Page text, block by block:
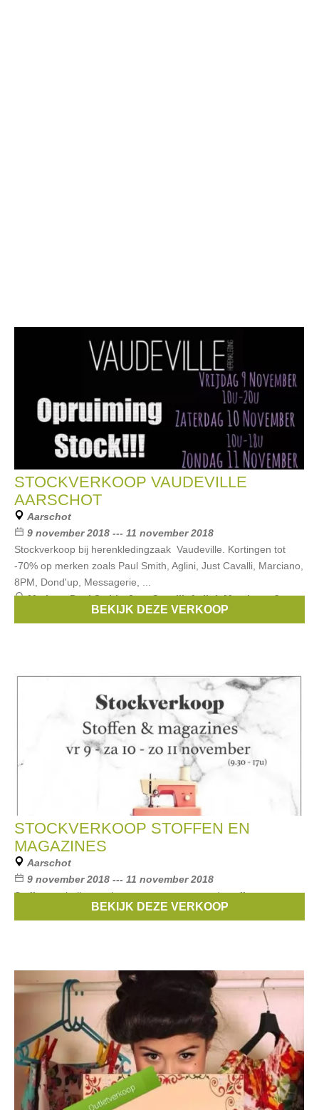
STOCKVERKOOP VAUDEVILLE
AARSCHOT
Aarschot
9 november 2018 --- 11 november 2018
Stockverkoop bij herenkledingzaak Vaudeville. Kortingen tot
-70% op merken zoals Paul Smith, Aglini, Just Cavalli, Marciano,
8PM, Dond'up, Messagerie, ...
Merken:Paul Smith,Just Cavalli,Aglini,Marciano,8pm,
BEKIJK DEZE VERKOOP
STOCKVERKOOP STOFFEN EN
MAGAZINES
Aarschot
9 november 2018 --- 11 november 2018
Stoffen zoals (jersey, katoen, sweater en modestoffen aan
kortingen tot -60%. Ook kortingen op magasines en patronen.
BEKIJK DEZE VERKOOP